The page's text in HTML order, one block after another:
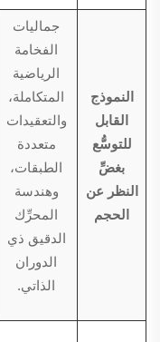
النموذج
القابل
للتوسُّع
بغضِّ
النظر عن
الحجم
جماليات
الفخامة
الرياضية
المتكاملة،
والتعقيدات
متعددة
الطبقات،
وهندسة
المحرِّك
الدقيق ذي
الدوران
الذاتي.